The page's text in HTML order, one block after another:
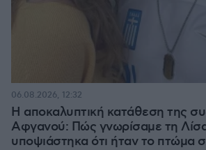
Η αποκαλυπτική κατάθεση της
Αφγανού: Πώς γνωρίσαμε τη
υποψιάστηκα ότι ήταν το πτώμα
06.08.2026, 12:32